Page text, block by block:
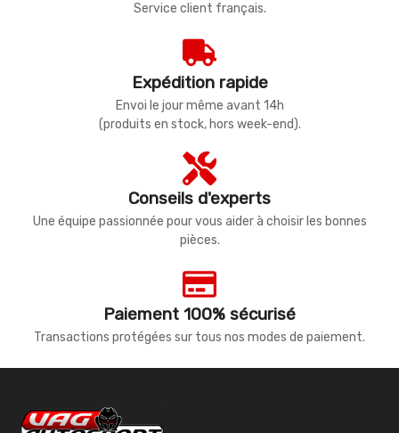
Service client français.
Expédition rapide
Envoi le jour même avant 14h
(produits en stock, hors week-end).
Conseils d'experts
Une équipe passionnée pour vous aider à choisir les bonnes
pièces.
Paiement 100% sécurisé
Transactions protégées sur tous nos modes de paiement.